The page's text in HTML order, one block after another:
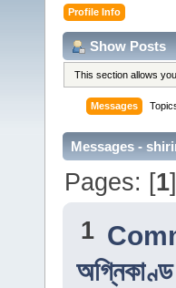
Profile Info
Show Posts
This section allows
Messages
Messages -
Pages: [1]
1